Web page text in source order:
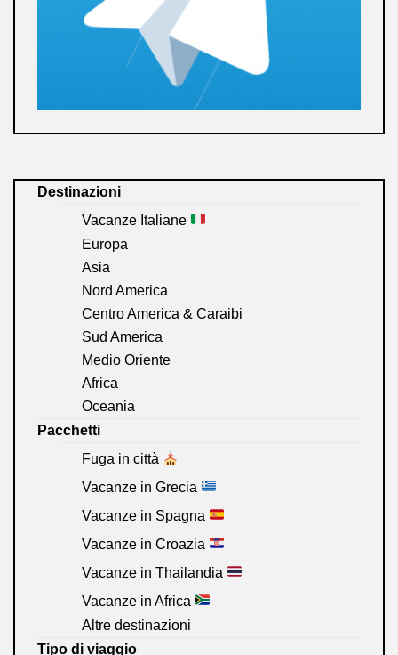
Destinazioni
Vacanze Italiane
Europa
Asia
Nord America
Centro America & Caraibi
Sud America
Medio Oriente
Africa
Oceania
Pacchetti
Fuga in città
Vacanze in Grecia
Vacanze in Spagna
Vacanze in Croazia
Vacanze in Thailandia
Vacanze in Africa
Altre destinazioni
Tipo di viaggio